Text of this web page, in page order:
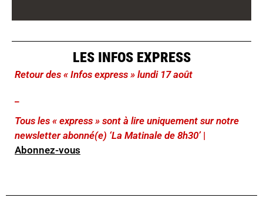
LES INFOS EXPRESS
Retour des « Infos express » lundi 17 août
Tous les « express » sont à lire uniquement sur notre
newsletter abonné(e) ‘La Matinale de 8h30’ |
Abonnez-vous